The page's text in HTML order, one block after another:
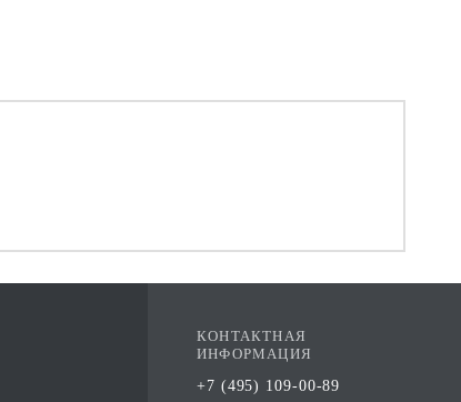
КОНТАКТНАЯ
ИНФОРМАЦИЯ
+7 (495) 109-00-89